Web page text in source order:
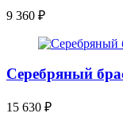
9 360 ₽
Серебряный
15 630 ₽